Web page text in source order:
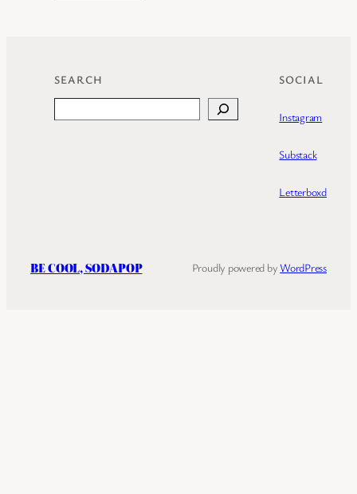
SEARCH SOCIAL
Instagram
Substack
Letterboxd
BE COOL, SODAPOP Proudly powered byWordPress